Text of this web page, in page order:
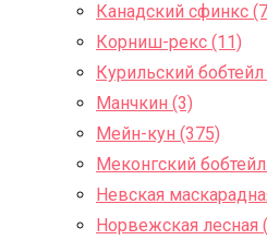
Канадский сфинкс
Корниш-рекс (11)
Курильский бобтейл
Манчкин (3)
Мейн-кун (375)
Меконгский
Невская
Норвежская лесная